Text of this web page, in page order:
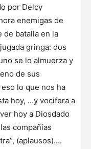
por Delcy
enemigas de
de batalla en la
gringa: dos
se lo almuerza y
de sus
lo que nos ha
hoy, …y vocifera a
hoy a Diosdado
compañías
(aplausos)….